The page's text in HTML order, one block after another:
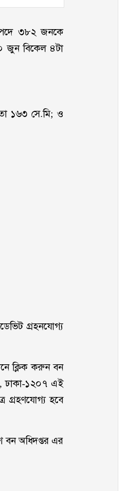
পদে ৩৮২ জনকে
জুন বিকেল ৪টা
১৬৩ সে.মি; ও
গ্রহনযোগ্য
ক্লিক করুন বন
ঢাকা-১২০৭ এই
গ্রহণযোগ্য হবে
বন অধিদপ্তর এর